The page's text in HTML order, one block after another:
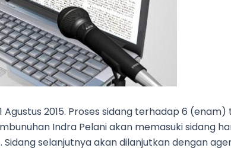
Agustus 2015. Proses sidang terhadap 6
Indra Pelani akan memasuki sidang
Sidang selanjutnya akan dilanjutkan dengan